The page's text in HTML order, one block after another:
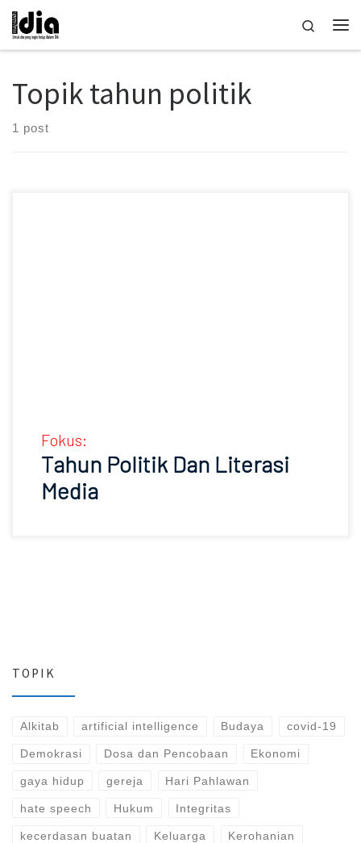
Skip to content
Search
Topik tahun politik
1 post
Fokus:
Tahun Politik Dan Literasi
Media
TOPIK
Alkitab artificial intelligence Budaya covid-19
Demokrasi Dosa dan Pencobaan Ekonomi
gaya hidup gereja Hari Pahlawan
hate speech Hukum Integritas
kecerdasan buatan Keluarga Kerohanian